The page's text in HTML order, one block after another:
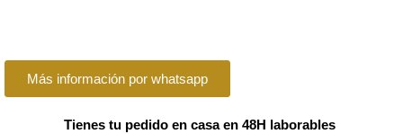
Más información por whatsapp
Tienes tu pedido en casa en 48H laborables